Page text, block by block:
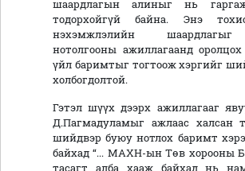
шаардлагын алиныг нь
тодорхойгүй байна. Энэ
нэхэмжлэлийн шаардлагыг
нотолгооны ажиллагаанд
үйл баримтыг тогтоож хэргийг
холбогдолтой.
Гэтэл шүүх дээрх ажиллагааг
Д.Пагмадуламыг ажлаас халсан
шийдвэр буюу нотлох баримт
байхад “... МАХН-ын Төв хорооны
тасагт алба хааж байхад нь